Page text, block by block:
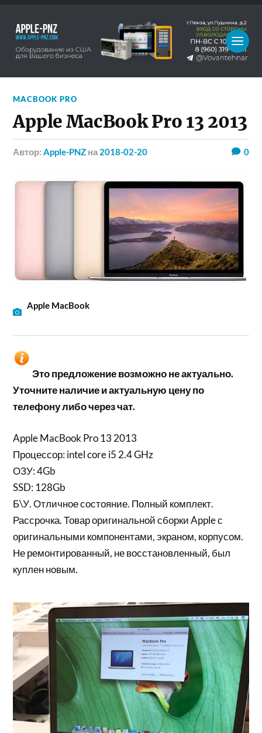
MACBOOK PRO
Apple MacBook Pro 13 2013
Автор:Apple-PNZ на 2018-02-20 0
Apple MacBook
Это предложение возможно не актуально.
Уточните наличие и актуальную цену по
телефону либо через чат.
Apple MacBook Pro 13 2013
Процессор: intel core i5 2.4 GHz
ОЗУ: 4Gb
SSD: 128Gb
Б\У. Отличное состояние. Полный комплект.
Рассрочка. Товар оригинальной сборки Apple с
оригинальными компонентами, экраном, корпусом.
Не ремонтированный, не восстановленный, был
куплен новым.